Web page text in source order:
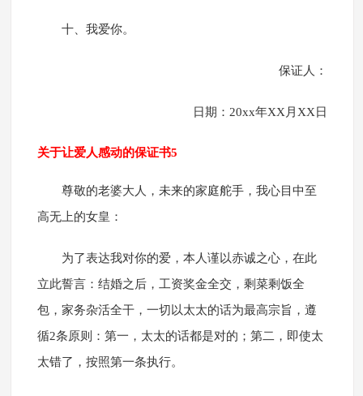
十、我爱你。
保证人：
日期：20xx年XX月XX日
关于让爱人感动的保证书5
尊敬的老婆大人，未来的家庭舵手，我心目中至
高无上的女皇：
为了表达我对你的爱，本人谨以赤诚之心，在此
立此誓言：结婚之后，工资奖金全交，剩菜剩饭全
包，家务杂活全干，一切以太太的话为最高宗旨，遵
循2条原则：第一，太太的话都是对的；第二，即使太
太错了，按照第一条执行。